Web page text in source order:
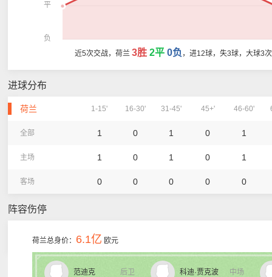
平
负
近5次交战，荷兰 3胜 2平 0负 ，进12球，失3球，大球3
进球分布
荷兰 1-15' 16-30' 31-45' 45+' 46-60'
全部 1 0 1 0 1
主场 1 0 1 0 1
客场 0 0 0 0 0
阵容伤停
荷兰总身价： 6.1亿 欧元
后卫
范迪克 中场
科迪·贾克波